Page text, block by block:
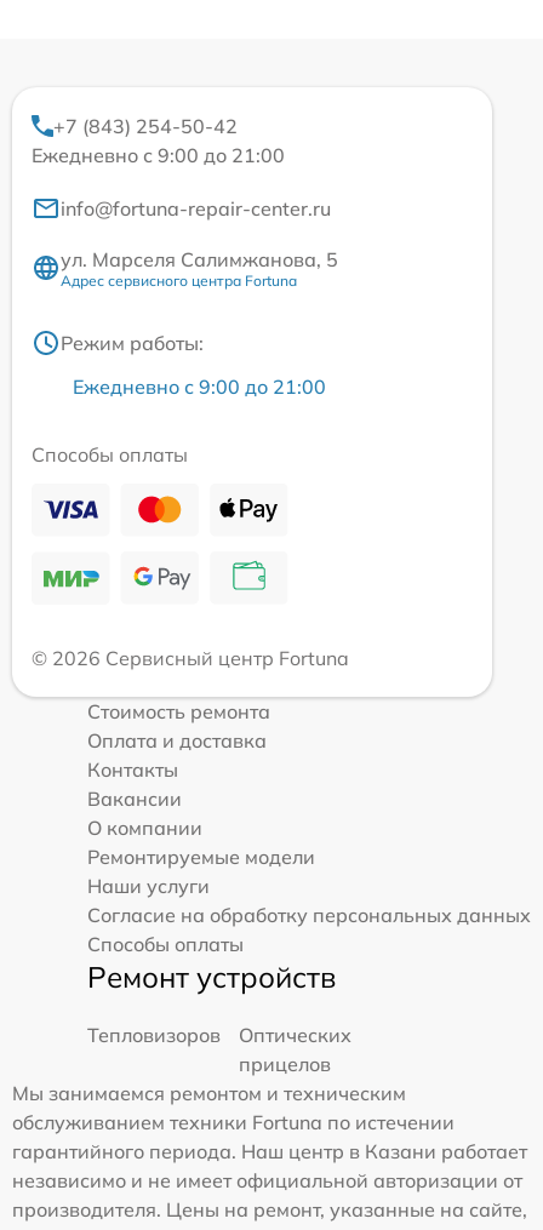
+7 (843) 254-50-42
Ежедневно с 9:00 до 21:00
info@fortuna-repair-center.ru
ул. Марселя Салимжанова, 5
Адрес сервисного центра Fortuna
Режим работы:
Ежедневно с 9:00 до 21:00
Способы оплаты
© 2026 Сервисный центр Fortuna
Стоимость ремонта
Оплата и доставка
Контакты
Вакансии
О компании
Ремонтируемые модели
Наши услуги
Согласие на обработку персональных данных
Способы оплаты
Ремонт устройств
Тепловизоров
Оптических
прицелов
Мы занимаемся ремонтом и техническим
обслуживанием техники Fortuna по истечении
гарантийного периода. Наш центр в Казани работает
независимо и не имеет официальной авторизации от
производителя. Цены на ремонт, указанные на сайте,